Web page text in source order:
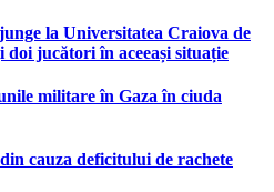
la Universitatea Craiova de
doi jucători în aceeași situație
militare în Gaza în ciuda
cauza deficitului de rachete